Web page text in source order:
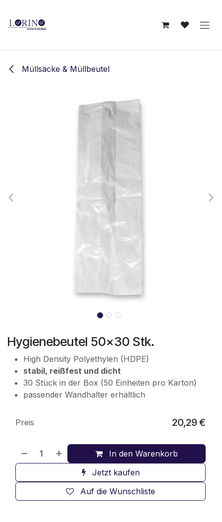
Müllsäcke & Müllbeutel
Hygienebeutel 50x30 Stk.
High Density Polyethylen (HDPE)
stabil, reißfest und dicht
30 Stück in der Box (50 Einheiten pro Karton)
passender Wandhalter erhältlich
In den Warenkorb
Jetzt kaufen
Auf die Wunschliste
Preis 20,29€